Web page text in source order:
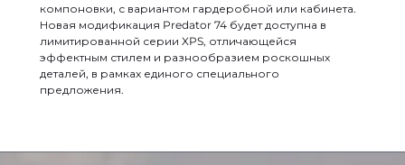
компоновки, с вариантом гардеробной или кабинета.
Новая модификация Predator 74 будет доступна в
лимитированной серии XPS, отличающейся
эффектным стилем и разнообразием роскошных
деталей, в рамках единого специального
предложения.